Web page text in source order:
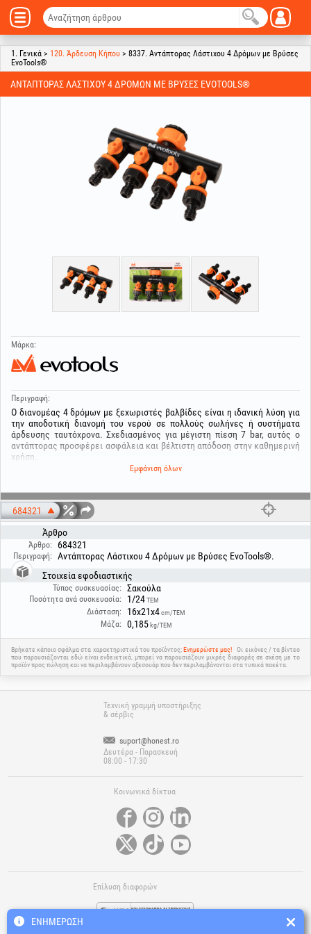
1. Γενικά > 120. Άρδευση Κήπου > 8337. Αντάπτορας Λάστιχου 4 Δρόμων με Βρύσες
EvoTools®
ΑΝΤΆΠΤΟΡΑΣ ΛΆΣΤΙΧΟΥ 4 ΔΡΌΜΩΝ ΜΕ ΒΡΎΣΕΣ EVOTOOLS®
Μάρκα:
Περιγραφή:
Ο διανομέας 4 δρόμων με ξεχωριστές βαλβίδες είναι η ιδανική λύση για
την αποδοτική διανομή του νερού σε πολλούς σωλήνες ή συστήματα
άρδευσης ταυτόχρονα. Σχεδιασμένος για μέγιστη πίεση 7 bar, αυτός ο
αντάπτορας προσφέρει ασφάλεια και βέλτιστη απόδοση στην καθημερινή
χρήση.
επιτρέπει τον ξεχωριστό έλεγχο της ροής του νερού για κάθε σύνδεση.
Είναι ιδανικός για κήπους, συστήματα άρδευσης, αυλές ή άλλες
εφαρμογές όπου απαιτείται τροφοδοσία πολλών συσκευών ταυτόχρονα.
Κατασκευασμένος από ανθεκτικά και μακράς διάρκειας υλικά, ο
αντάπτορας είναι εύκολος στην εγκατάσταση και στη χρήση,
εξασφαλίζοντας ασφαλή και στεγανή σύνδεση. Πρακτικός και
αποδοτικός, αποτελεί απαραίτητο αξεσουάρ για έξυπνη διαχείριση του
νερού.
Εμφάνιση όλων
684321
Άρθρο
Άρθρο: 684321
Περιγραφή:
Αντάπτορας Λάστιχου 4 Δρόμων με Βρύσες EvoTools®.
Στοιχεία εφοδιαστικής
Τύπος συσκευασίας: Σακούλα
Ποσότητα ανά συσκευασία: 1/24ΤΕΜ
Διάσταση: 16x21x4cm/ΤΕΜ
Μάζα: 0,185 kg/ΤΕΜ
Βρήκατε κάποιο σφάλμα στα χαρακτηριστικά του προϊόντος;Ενημερώστε μας!
Οι εικόνες / τα βίντεο
που παρουσιάζονται εδώ είναι ενδεικτικά, μπορεί να παρουσιάζουν μικρές διαφορές σε σχέση με το
προϊόν προς πώληση και να περιλαμβάνουν αξεσουάρ που δεν περιλαμβάνονται στα τυπικά πακέτα.
Τεχνική γραμμή υποστήριξης
& σέρβις
suport@honest.ro
Δευτέρα - Παρασκευή
08:00 - 17:30
Κοινωνικά δίκτυα
Επίλυση διαφορών
ΕΝΗΜΈΡΩΣΗ